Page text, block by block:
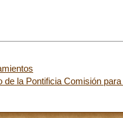
de la Pontificia Comisión